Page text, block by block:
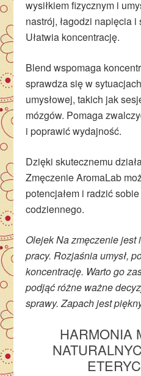
wysiłkiem fizycznym i
nastrój, łagodzi napięcia
Ułatwia koncentrację.
Blend wspomaga
sprawdza się w
umysłowej, takich jak
mózgów. Pomaga
i poprawić wydajność.
Dzięki skutecznemu
Zmęczenie AromaLab
potencjałem i radzić
codziennego.
Olejek Na zmęczenie jest
pracy. Rozjaśnia umysł,
koncentrację. Warto go
podjąć różne ważne
sprawy. Zapach jest
HARMONIA